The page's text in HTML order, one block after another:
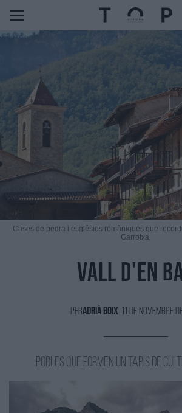
Cases de pedra i esglésies romàniques que
Garrotxa.
Vall d'en
PerAdrià Boix 11 de Novembre
Pobles que formen un tapís de